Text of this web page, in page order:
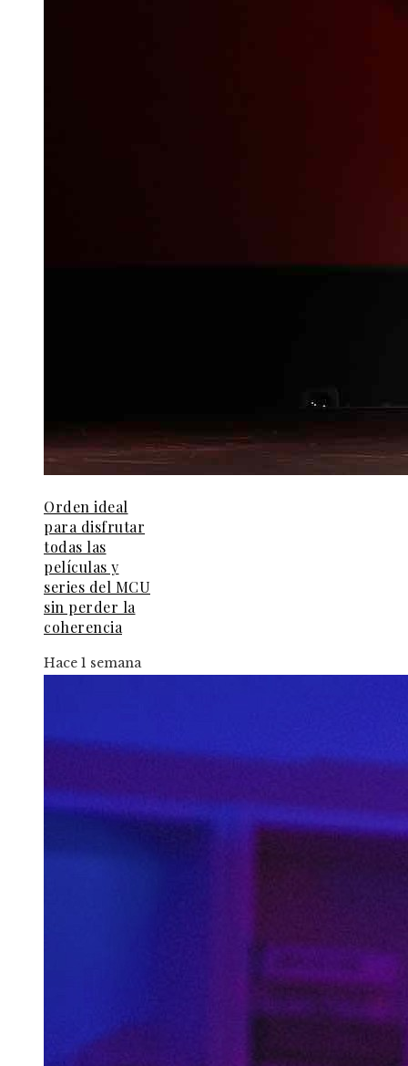
Orden ideal
para disfrutar
todas las
películas y
series del MCU
sin perder la
coherencia
Hace 1 semana